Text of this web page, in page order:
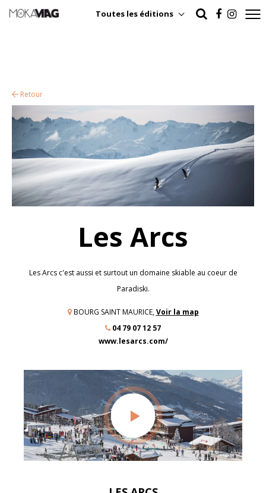
Toutes les éditions
Retour
Les Arcs
Les Arcs c'est aussi et surtout un domaine skiable au coeur de
Paradiski.
BOURG SAINT MAURICE,Voir la map
04 79 07 12 57
www.lesarcs.com/